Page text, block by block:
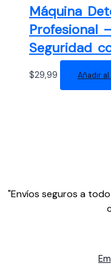
Máquina
Profesional
Seguridad
$29,99 Añadir
"Envíos seguros a